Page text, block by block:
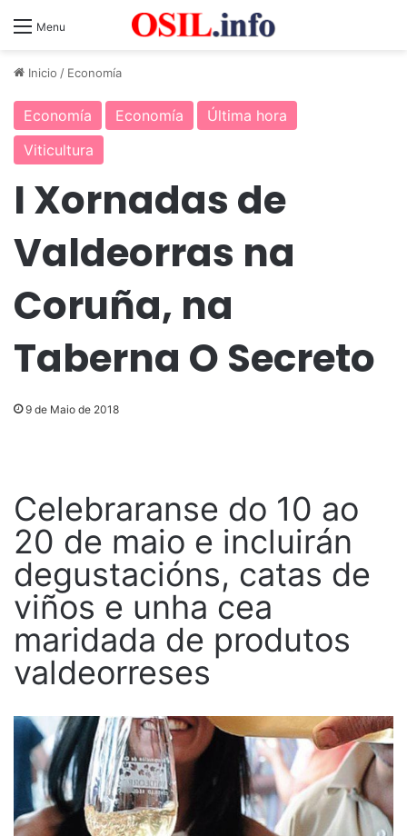
Menu
Inicio / Economía
Economía Economía
Última hora
Viticultura
I Xornadas de
Valdeorras na
Coruña, na
Taberna O Secreto
9 de Maio de 2018
Celebraranse do 10 ao
20 de maio e incluirán
degustacións, catas de
viños e unha cea
maridada de produtos
valdeorreses